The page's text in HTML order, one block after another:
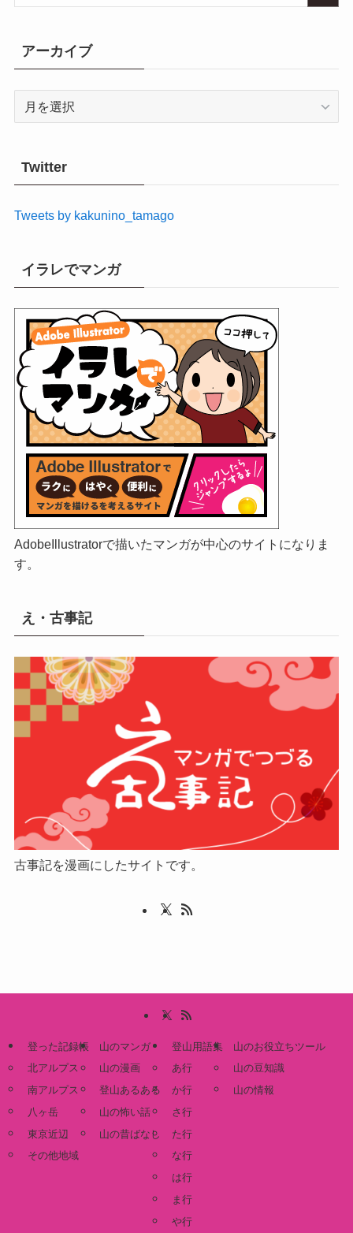
アーカイブ
Twitter
Tweets by kakunino_tamago
イラレでマンガ
AdobeIllustratorで描いたマンガが中心のサイトになりま
す。
え・古事記
古事記を漫画にしたサイトです。
登った記録帳
北アルプス
南アルプス
八ヶ岳
東京近辺
その他地域
山のマンガ
山の漫画
登山あるある
山の怖い話
山の昔ばなし
登山用語集
あ行
か行
さ行
た行
な行
は行
ま行
や行
山のお役立ちツール
山の豆知識
山の情報